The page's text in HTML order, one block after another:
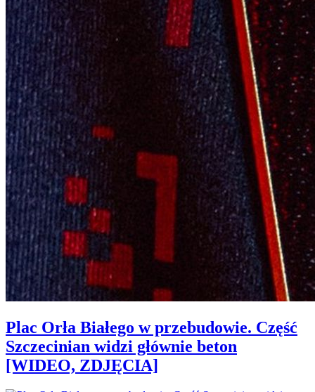
Plac Orła Białego w przebudowie. Część
Szczecinian widzi głównie beton
[WIDEO, ZDJĘCIA]